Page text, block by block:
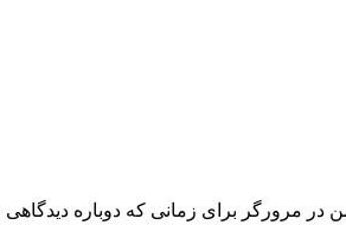
در مرورگر برای زمانی که دوباره